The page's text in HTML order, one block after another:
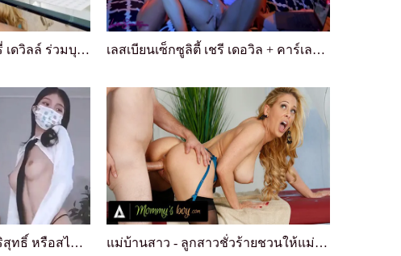
แบงค์บรอส - แม่เลี้ยงเชรี่ เดวิลล์ ร่วมบุญคุณกับแ... เลสเบียนเซ็กซูลิตี้ เชรี เดอวิล + คาร์เลย์ เกรย์
คุณชอบสไตล์นักเรียนบริสุทธิ์ หรือสไตล์ผู้หญิงสุภา... แม่บ้านสาว - ลูกสาวชั่วร้ายชวนให้แม่บ้านสุดเซ็กซี...